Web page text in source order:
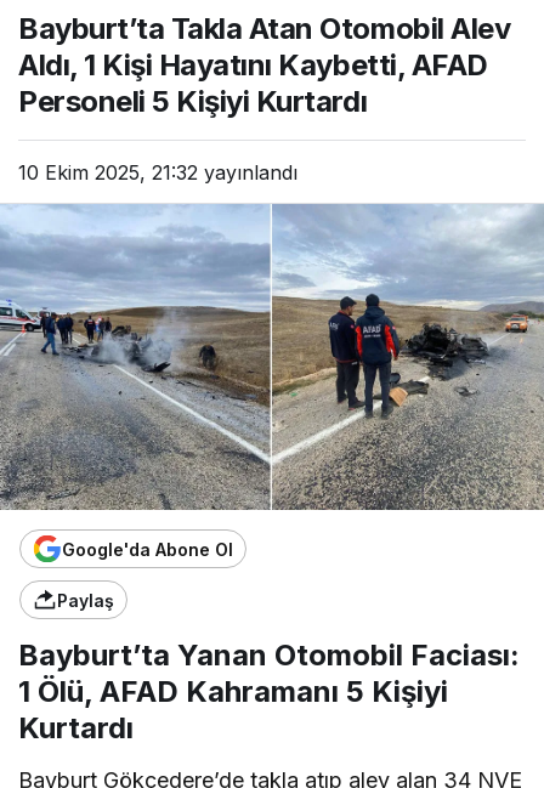
Bayburt’ta Takla Atan Otomobil Alev
Aldı, 1 Kişi Hayatını Kaybetti, AFAD
Personeli 5 Kişiyi Kurtardı
10 Ekim 2025, 21:32 yayınlandı
Google'da Abone Ol
Paylaş
Bayburt’ta Yanan Otomobil Faciası:
1 Ölü, AFAD Kahramanı 5 Kişiyi
Kurtardı
Bayburt Gökçedere’de takla atıp alev alan 34 NVE